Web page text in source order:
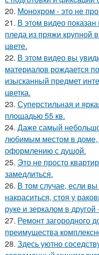
20. Монохром - это не про
21. В этом видео
пледа из пряжи крупной
цвете.
22. В этом видео вы
материалов рождается
изысканный предмет
цветка.
23. Суперстильная и
площадью 55 кв.
24. Даже самый
любимым местом в доме,
оформлению с душой.
25. Это не просто
замедлиться.
26. В том случае, если
накраситься, стоя у
руке и зеркалом в
27. Ремонт загородного
преимущества
28. Здесь уютно